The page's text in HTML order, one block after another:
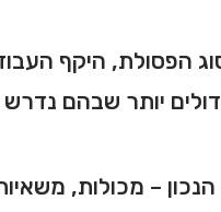
הפסולת, היקף
יותר שבהם נדרש
– מכולות,